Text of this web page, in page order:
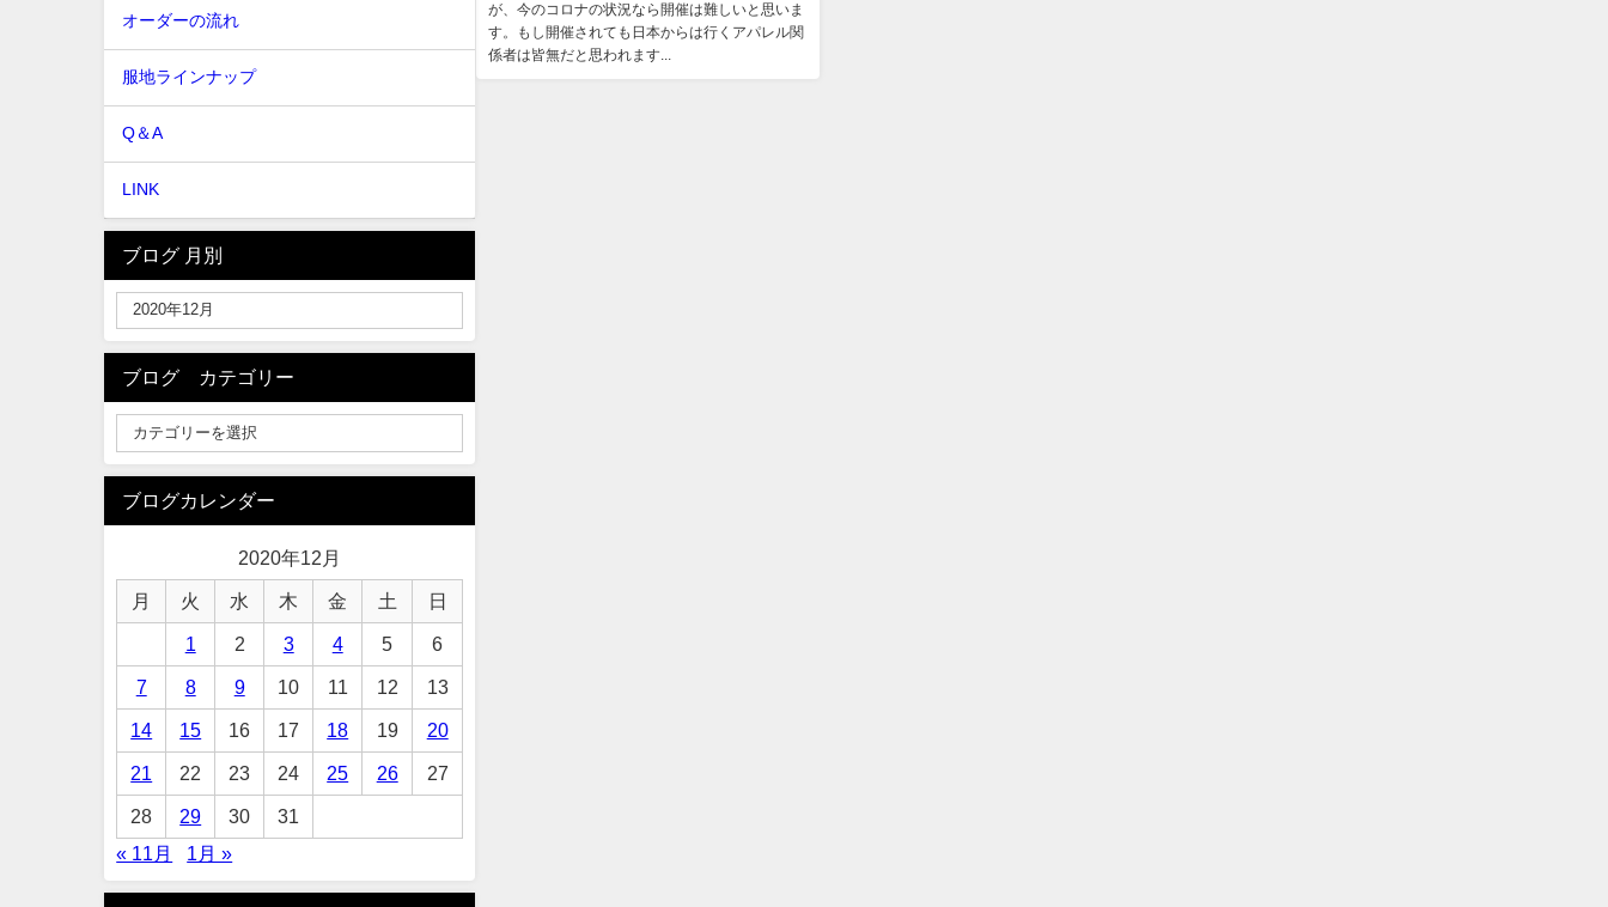
が、今のコロナの状況なら開催は難しいと思いま
す。もし開催されても日本からは行くアパレル関
係者は皆無だと思われます...
オーダーの流れ
服地ラインナップ
Q＆A
LINK
ブログ 月別
ブログ カテゴリー
ブログカレンダー
2020年12月
月 火 水 木 金 土 日
1 2 3 4 5 6
7 8 9 10 11 12 13
14 15 16 17 18 19 20
21 22 23 24 25 26 27
28 29 30
31
« 11月
1月 »